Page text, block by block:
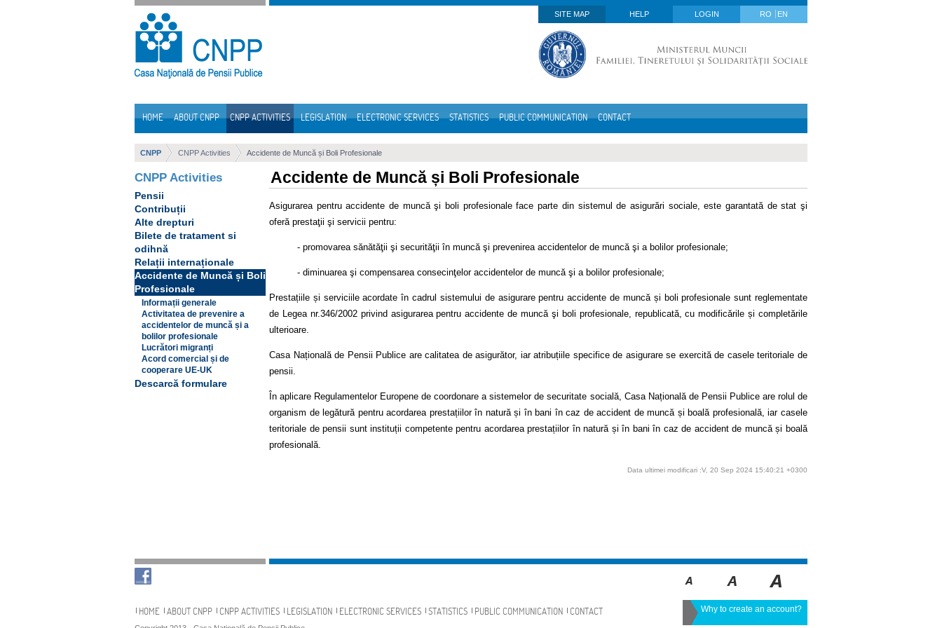
Skip to Content
SITE MAP
HELP LOGIN RO EN
HOME ABOUT CNPP CNPP ACTIVITIES LEGISLATION ELECTRONIC SERVICES STATISTICS PUBLIC COMMUNICATION CONTACT
CNPP CNPP Activities Accidente de Muncă și Boli Profesionale
CNPP Activities
Pensii
Contribuții
Alte drepturi
Bilete de tratament si
odihnă
Relații internaționale
Accidente de Muncă și Boli
Profesionale
Informații generale
Activitatea de prevenire a
accidentelor de muncă și a
bolilor profesionale
Lucrători migranți
Acord comercial și de
cooperare UE-UK
Descarcă formulare
Accidente de Muncă și Boli Profesionale
Asigurarea pentru accidente de muncă şi boli profesionale face parte din sistemul de asigurări sociale, este garantată de stat şi
oferă prestaţii şi servicii pentru:
- promovarea sănătăţii şi securităţii în muncă şi prevenirea accidentelor de muncă şi a bolilor profesionale;
- diminuarea şi compensarea consecinţelor accidentelor de muncă şi a bolilor profesionale;
Prestațiile și serviciile acordate în cadrul sistemului de asigurare pentru accidente de muncă și boli profesionale sunt reglementate
de Legea nr.346/2002 privind asigurarea pentru accidente de muncă şi boli profesionale, republicată, cu modificările și completările
ulterioare.
Casa Națională de Pensii Publice are calitatea de asigurător, iar atribuțiile specifice de asigurare se exercită de casele teritoriale de
pensii.
În aplicare Regulamentelor Europene de coordonare a sistemelor de securitate socială, Casa Națională de Pensii Publice are rolul de
organism de legătură pentru acordarea prestațiilor în natură și în bani în caz de accident de muncă și boală profesională, iar casele
teritoriale de pensii sunt instituții competente pentru acordarea prestațiilor în natură și în bani în caz de accident de muncă și boală
profesională.
Data ultimei modificari :V, 20 Sep 2024 15:40:21 +0300
Navigation
HOME ABOUT CNPP CNPP ACTIVITIES LEGISLATION ELECTRONIC SERVICES STATISTICS PUBLIC COMMUNICATION CONTACT Why to create an account?